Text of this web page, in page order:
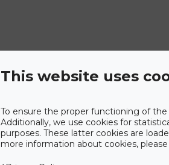
This website uses
To ensure the proper functioning of
Additionally, we use cookies for
purposes. These latter cookies are
more information about cookies,